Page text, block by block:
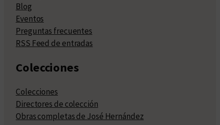
Blog
Eventos
Preguntas frecuentes
RSS Feed de entradas
Colecciones
Colecciones
Directores de colección
Obras completas de José Hernández